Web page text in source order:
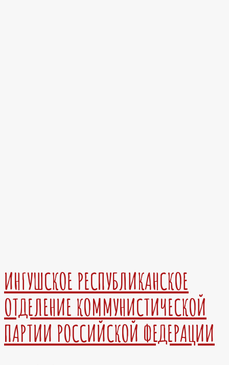
ИНГУШСКОЕ РЕСПУБЛИКАНСКОЕ
ОТДЕЛЕНИЕ КОММУНИСТИЧЕСКОЙ
ПАРТИИ РОССИЙСКОЙ ФЕДЕРАЦИИ